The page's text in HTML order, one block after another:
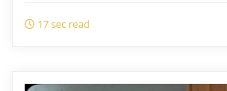
17 sec read